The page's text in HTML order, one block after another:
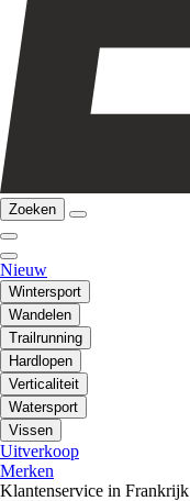
Zoeken
Nieuw
Wintersport
Wandelen
Trailrunning
Hardlopen
Verticaliteit
Watersport
Vissen
Uitverkoop
Merken
Klantenservice in Frankrijk